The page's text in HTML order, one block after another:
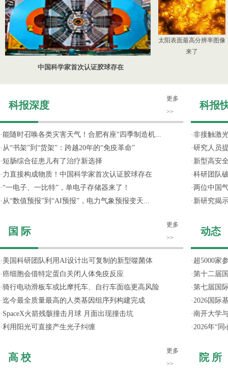
中国科学家首次认证胶球存在
太阳表面最高分辨率图像
来了
科报深度
更多
>>
·能随时召唤各类灾害天气！合肥有座“四季制造机...
· 从“书架”到“货架”：跨越20年的“免疫革命”
· 短肠综合征患儿有了治疗新选择
· 力直接构成物质！中国科学家首次认证胶球存在
·“一电子、一比特”，单电子存储器来了！
· 从“数值预报”到“AI预报”，电力气象预报变天...
国 际
更多
>>
· 美国科研团队利用AI设计出可复制的新型噬菌体
·癌细胞会借特定蛋白关闭人体免疫反应
·骑行电动滑板车或比摩托车、自行车面临更高风险
·迄今最全质量最高的人类基因组序列构建完成
· SpaceX火箭残骸撞击月球 月面出现撞击坑
·利用阳光可直接产生光子纠缠
高 校
更多
>>
科报
·非接触激
·研究人员
· 新型高安
·科研团队
· 两位中国
· 新研究揭
动态
· 超5000家
·第十二届
·第七届国
·2026国际
·南开大学
·2026年“
院 所